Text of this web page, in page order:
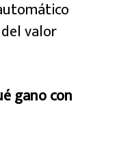
valor
gano con